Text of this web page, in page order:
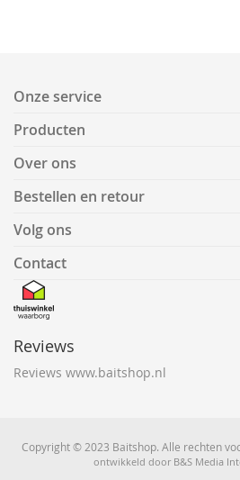
Onze service
Producten
Over ons
Bestellen en retour
Volg ons
Contact
Reviews
Reviews www.baitshop.nl
Copyright © 2023 Baitshop. Alle rechten
ontwikkeld door B&S Media